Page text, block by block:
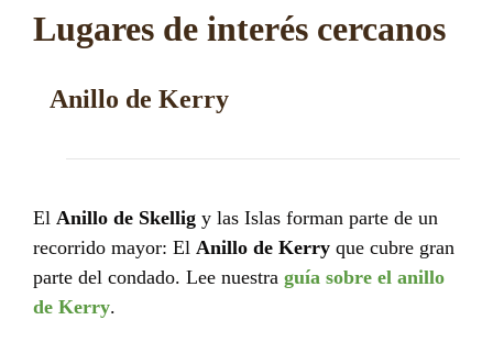
Lugares de interés cercanos
Anillo de Kerry
El Anillo de Skellig y las Islas forman parte de un
recorrido mayor: El Anillo de Kerry que cubre gran
parte del condado. Lee nuestra guía sobre el anillo
de Kerry.